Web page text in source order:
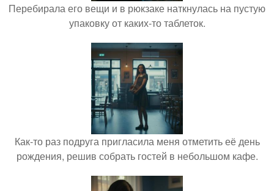
Перебирала его вещи и в рюкзаке наткнулась на пустую
упаковку от каких-то таблеток.
Как-то раз подруга пригласила меня отметить её день
рождения, решив собрать гостей в небольшом кафе.